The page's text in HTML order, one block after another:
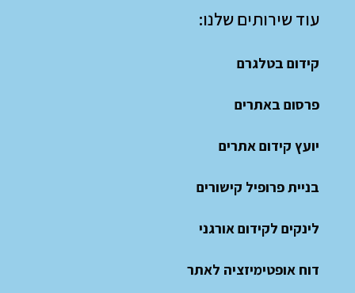
עוד שירותים שלנו:
קידום בטלגרם
פרסום באתרים
יועץ קידום אתרים
בניית פרופיל קישורים
לינקים לקידום אורגני
דוח אופטימיזציה לאתר